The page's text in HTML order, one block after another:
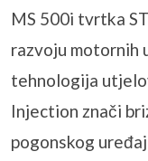
MS 500i tvrtka
razvoju motornih
tehnologija
Injection znači
pogonskog